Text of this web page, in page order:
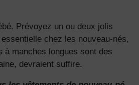
Prévoyez un ou deux jolis
chez les nouveau-nés,
à manches longues sont des
devraient suffire.